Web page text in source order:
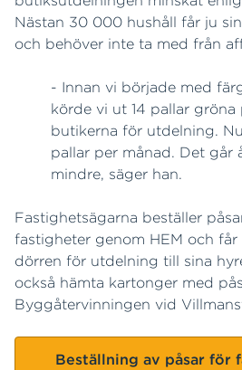
Nästan 30 000 hushåll får ju
och behöver inte ta med från
- Innan vi började med
körde vi ut 14 pallar
butikerna för utdelning.
pallar per månad. Det går
mindre, säger han.
Fastighetsägarna beställer
fastigheter genom HEM och
dörren för utdelning till sina
också hämta kartonger med
Byggåtervinningen vid
Beställning av påsar för